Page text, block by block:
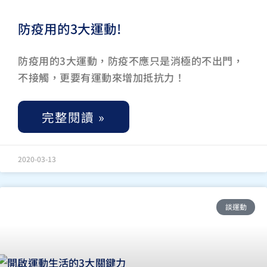
防疫用的3大運動!
防疫用的3大運動，防疫不應只是消極的不出門，
不接觸，更要有運動來增加抵抗力！
完整閱讀 »
2020-03-13
談運動